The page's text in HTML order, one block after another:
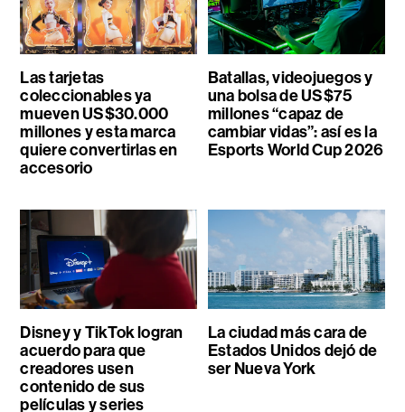
Las tarjetas
coleccionables ya
mueven US$30.000
millones y esta marca
quiere convertirlas en
accesorio
Batallas, videojuegos y
una bolsa de US$75
millones “capaz de
cambiar vidas”: así es la
Esports World Cup 2026
Disney y TikTok logran
acuerdo para que
creadores usen
contenido de sus
películas y series
La ciudad más cara de
Estados Unidos dejó de
ser Nueva York